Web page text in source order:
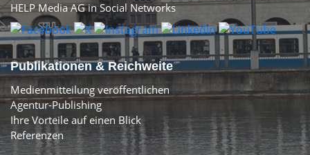
HELP Media AG in Social Networks
Publikationen & Reichweite
Medienmitteilung veröffentlichen
Agentur-Publishing
Ihre Vorteile auf einen Blick
Referenzen